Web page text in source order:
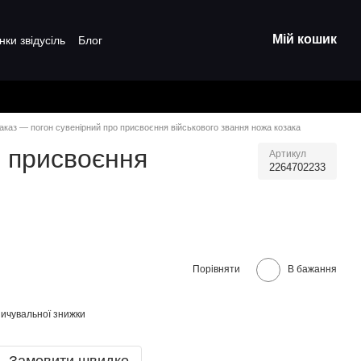
звідусіль
Блог
Мій кошик
— погон сувенірний про присвоєння військового звання ножа козака
Артикул
2264702233
Порівняти В бажання
знижки